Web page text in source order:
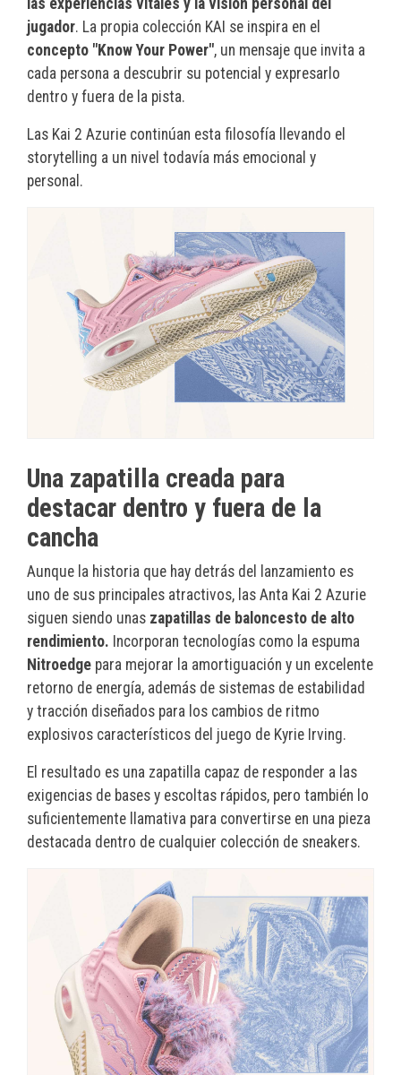
jugador. La propia colección KAI se inspira en el
concepto "Know Your Power", un mensaje que invita a
cada persona a descubrir su potencial y expresarlo
dentro y fuera de la pista.
Las Kai 2 Azurie continúan esta filosofía llevando el
storytelling a un nivel todavía más emocional y
personal.
Una zapatilla creada para
destacar dentro y fuera de la
cancha
Aunque la historia que hay detrás del lanzamiento es
uno de sus principales atractivos, las Anta Kai 2 Azurie
siguen siendo unas zapatillas de baloncesto de alto
rendimiento. Incorporan tecnologías como la espuma
Nitroedge para mejorar la amortiguación y un excelente
retorno de energía, además de sistemas de estabilidad
y tracción diseñados para los cambios de ritmo
explosivos característicos del juego de Kyrie Irving.
El resultado es una zapatilla capaz de responder a las
exigencias de bases y escoltas rápidos, pero también lo
suficientemente llamativa para convertirse en una pieza
destacada dentro de cualquier colección de sneakers.